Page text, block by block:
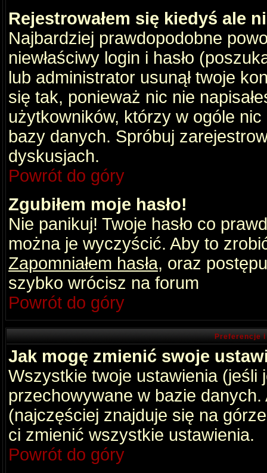
Rejestrowałem się kiedyś ale
Najbardziej prawdopodobne
niewłaściwy login i hasło
lub administrator usunął twoje
się tak, ponieważ nic nie
użytkowników, którzy w ogóle
bazy danych. Spróbuj
dyskusjach.
Powrót do góry
Zgubiłem moje hasło!
Nie panikuj! Twoje hasło co
można je wyczyścić. Aby to
Zapomniałem hasła, oraz
szybko wrócisz na forum
Powrót do góry
Preferencje
Jak mogę zmienić swoje
Wszystkie twoje ustawienia (jeśli
przechowywane w bazie
(najczęściej znajduje się na
ci zmienić wszystkie ustawienia.
Powrót do góry